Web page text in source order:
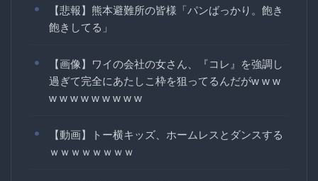
【悲報】熊本避難所の皆様「パンばっかり。飽き
飽きしてる」
【画像】ワイの会社の女さん、『コレ』を強調し
過ぎて完全にあたしこ枠を狙ってるんだがw w w
w w w w w w w w w
【動画】トー横キッズ、ホームレスとダンスする
ｗｗｗｗｗｗｗｗ